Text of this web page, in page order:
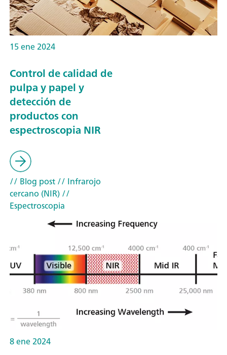
15 ene 2024
Control de calidad de
pulpa y papel y
detección de
productos con
espectroscopia NIR
// Blog post// Infrarojo
cercano (NIR)//
Espectroscopia
8 ene 2024